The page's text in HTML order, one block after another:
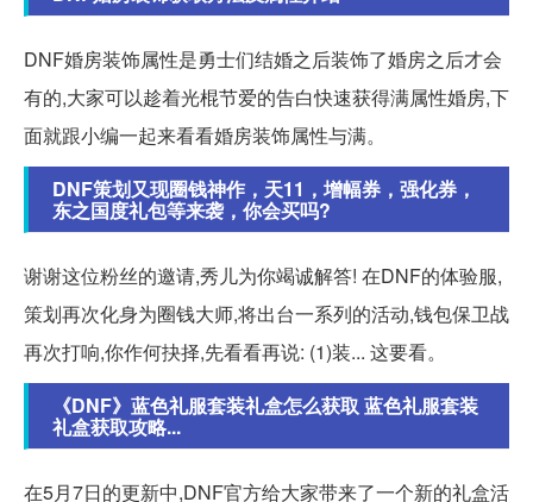
DNF婚房装饰属性是勇士们结婚之后装饰了婚房之后才会
有的,大家可以趁着光棍节爱的告白快速获得满属性婚房,下
面就跟小编一起来看看婚房装饰属性与满。
DNF策划又现圈钱神作，天11，增幅券，强化券，
东之国度礼包等来袭，你会买吗?
谢谢这位粉丝的邀请,秀儿为你竭诚解答! 在DNF的体验服,
策划再次化身为圈钱大师,将出台一系列的活动,钱包保卫战
再次打响,你作何抉择,先看看再说: (1)装... 这要看。
《DNF》蓝色礼服套装礼盒怎么获取 蓝色礼服套装
礼盒获取攻略...
在5月7日的更新中,DNF官方给大家带来了一个新的礼盒活